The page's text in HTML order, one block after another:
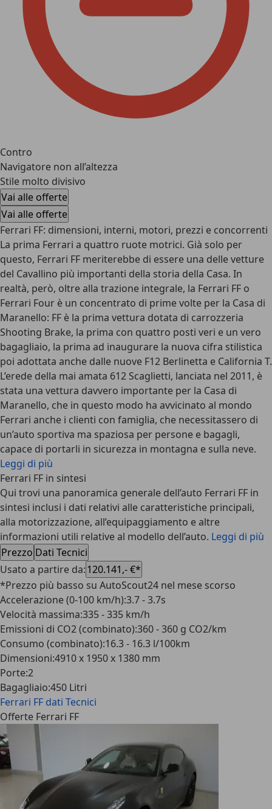
Contro
Navigatore non all’altezza
Stile molto divisivo
Vai alle offerte
Vai alle offerte
Ferrari FF: dimensioni, interni, motori, prezzi e concorrenti
La prima Ferrari a quattro ruote motrici. Già solo per
questo, Ferrari FF meriterebbe di essere una delle vetture
del Cavallino più importanti della storia della Casa. In
realtà, però, oltre alla trazione integrale, la Ferrari FF o
Ferrari Four è un concentrato di prime volte per la Casa di
Maranello: FF è la prima vettura dotata di carrozzeria
Shooting Brake, la prima con quattro posti veri e un vero
bagagliaio, la prima ad inaugurare la nuova cifra stilistica
poi adottata anche dalle nuove F12 Berlinetta e California T.
L’erede della mai amata 612 Scaglietti, lanciata nel 2011, è
stata una vettura davvero importante per la Casa di
Maranello, che in questo modo ha avvicinato al mondo
Ferrari anche i clienti con famiglia, che necessitassero di
un’auto sportiva ma spaziosa per persone e bagagli,
capace di portarli in sicurezza in montagna e sulla neve.
Leggi di più
Ferrari FF in sintesi
Qui trovi una panoramica generale dell’auto Ferrari FF in
sintesi inclusi i dati relativi alle caratteristiche principali,
alla motorizzazione, all’equipaggiamento e altre
informazioni utili relative al modello dell’auto. Leggi di più
Prezzo Dati Tecnici
Usato a partire da:120.141,- €*
*Prezzo più basso su AutoScout24 nel mese scorso
Accelerazione (0-100 km/h):3.7 - 3.7s
Velocità massima:335 - 335 km/h
Emissioni di CO2 (combinato):360 - 360 g CO2/km
Consumo (combinato):16.3 - 16.3 l/100km
Dimensioni:4910 x 1950 x 1380 mm
Porte:2
Bagagliaio:450 Litri
Ferrari FF dati Tecnici
Offerte Ferrari FF